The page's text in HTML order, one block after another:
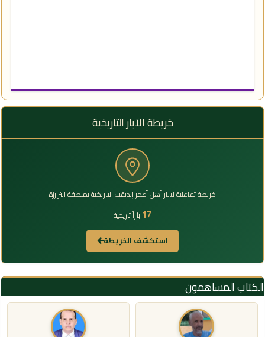
خريطة الآبار التاريخية
خريطة تفاعلية لآبار أهل أعمر إيديقب التاريخية بمنطقة الترارزة
17 بئراً تاريخية
استكشف الخريطة
الكتاب المساهمون